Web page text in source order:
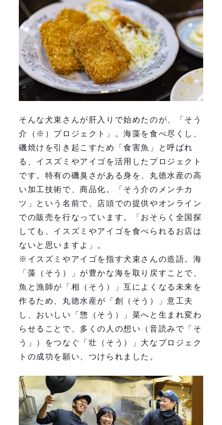
そんな犬束さんが肝入りで始めたのが、「そう
介（※）プロジェクト」。海藻を食べ尽くし、
磯焼けを引き起こすため「食害魚」と呼ばれ
る、イスズミやアイゴを活用したプロジェクト
です。特有の磯臭さがある身を、丸徳水産の高
い加工技術で、商品化。「そう介のメンチカ
ツ」という名前で、店頭での提供やオンライン
での販売を行なっています。「おそらく全国探
しても、イスズミやアイゴを食べられるお店は
ないと思いますよ」。
※イスズミやアイゴを指す犬束さんの造語。海
「藻（そう）」が豊かな海を取り戻すことで、
魚と漁師が「相（そう）」互によくなる未来を
作るため、丸徳水産が「創（そう）」意工夫
し、おいしい「惣（そう）」菜へと生まれ変わ
らせることで、多くの人の想い（音読みで「そ
う」）をつなぐ「壮（そう）」大なプロジェク
トの成功を願い、つけられました。